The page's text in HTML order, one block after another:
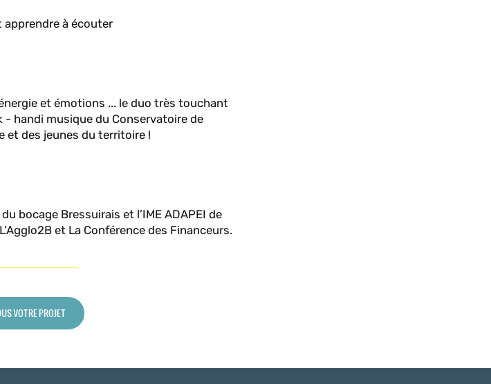
apprendre à écouter
et émotions ... le duo très touchant
- handi musique du Conservatoire de
et des jeunes du territoire !
bocage Bressuirais et l’IME ADAPEI de
et La Conférence des Financeurs.
VOTRE PROJET